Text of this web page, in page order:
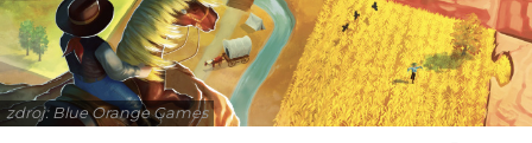
zdroj: Blue Orange Games